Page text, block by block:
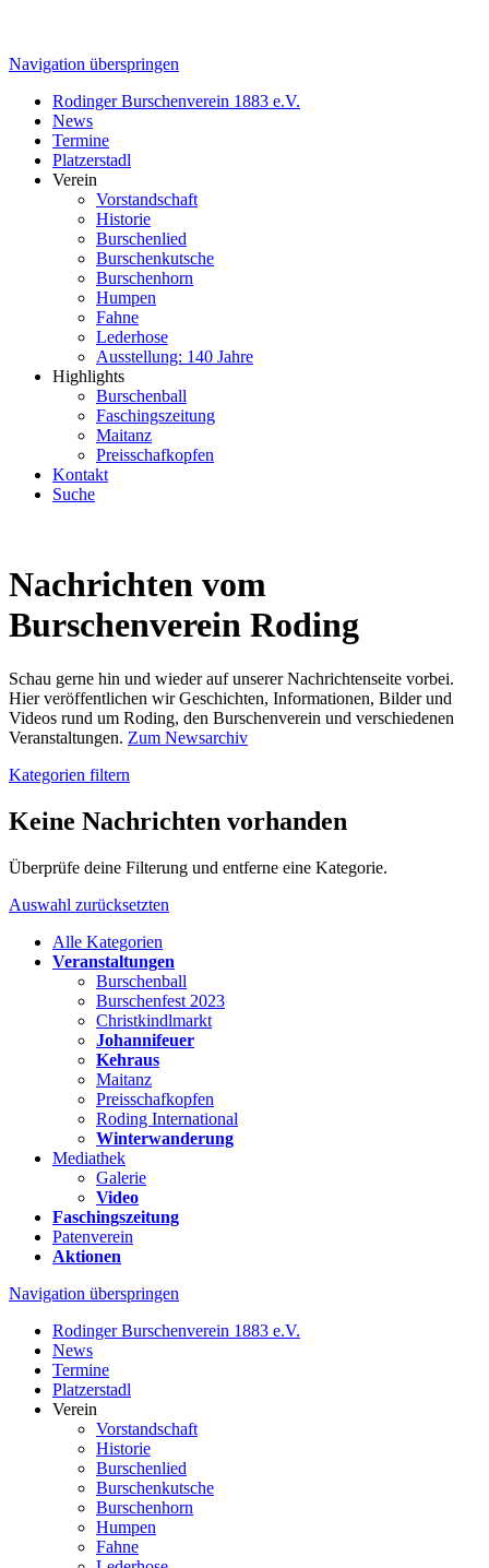
Navigation überspringen
Rodinger Burschenverein 1883 e.V.
News
Termine
Platzerstadl
Verein
Vorstandschaft
Historie
Burschenlied
Burschenkutsche
Burschenhorn
Humpen
Fahne
Lederhose
Ausstellung: 140 Jahre
Highlights
Burschenball
Faschingszeitung
Maitanz
Preisschafkopfen
Kontakt
Suche
Nachrichten vom
Burschenverein Roding
Schau gerne hin und wieder auf unserer Nachrichtenseite vorbei.
Hier veröffentlichen wir Geschichten, Informationen, Bilder und
Videos rund um Roding, den Burschenverein und verschiedenen
Veranstaltungen. Zum Newsarchiv
Kategorien filtern
Keine Nachrichten vorhanden
Überprüfe deine Filterung und entferne eine Kategorie.
Auswahl zurücksetzten
Alle Kategorien
Veranstaltungen
Burschenball
Burschenfest 2023
Christkindlmarkt
Johannifeuer
Kehraus
Maitanz
Preisschafkopfen
Roding International
Winterwanderung
Mediathek
Galerie
Video
Faschingszeitung
Patenverein
Aktionen
Navigation überspringen
Rodinger Burschenverein 1883 e.V.
News
Termine
Platzerstadl
Verein
Vorstandschaft
Historie
Burschenlied
Burschenkutsche
Burschenhorn
Humpen
Fahne